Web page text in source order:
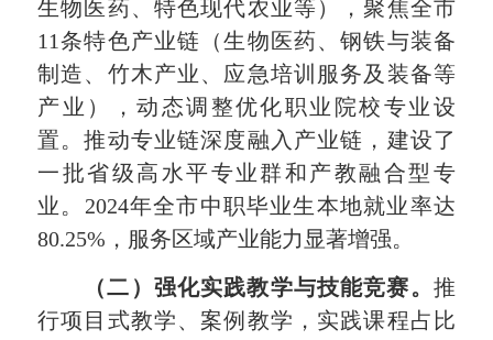
生物医药、特色现代农业等），聚焦全市
11条特色产业链（生物医药、钢铁与装备
制造、竹木产业、应急培训服务及装备等
产业），动态调整优化职业院校专业设
置。推动专业链深度融入产业链，建设了
一批省级高水平专业群和产教融合型专
业。 2024年全市中职毕业生本地就业率达
80.25%，服务区域产业能力显著增强。
（二）强化实践教学与技能竞赛。 推
行项目式教学、案例教学，实践课程占比